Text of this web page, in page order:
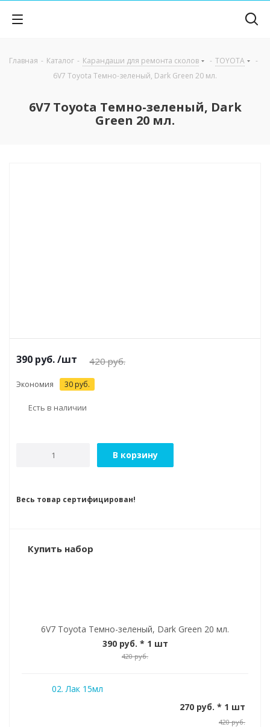
Главная - Каталог - Карандаши для ремонта сколов - TOYOTA
-
6V7 Toyota Темно-зеленый, Dark Green 20 мл.
6V7 Toyota Темно-зеленый, Dark
Green 20 мл.
390 руб./шт 420руб.
Экономия 30 руб.
Есть в наличии
В корзину
Весь товар сертифицирован!
Купить набор
6V7 Toyota Темно-зеленый, Dark Green 20 мл.
390 руб. * 1 шт
420 руб.
02. Лак 15мл
270 руб. * 1 шт
420 руб.